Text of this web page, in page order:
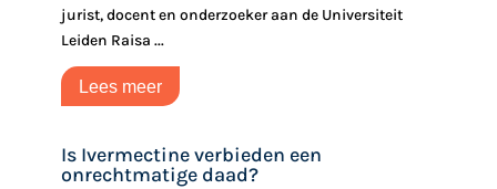
jurist, docent en onderzoeker aan de Universiteit
Leiden Raisa ...
Lees meer
Is Ivermectine verbieden een
onrechtmatige daad?